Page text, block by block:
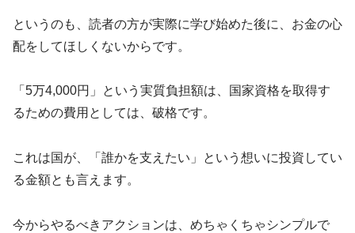
というのも、読者の方が実際に学び始めた後に、お金の心
配をしてほしくないからです。
「5万4,000円」という実質負担額は、国家資格を取得す
るための費用としては、破格です。
これは国が、「誰かを支えたい」という想いに投資してい
る金額とも言えます。
今からやるべきアクションは、めちゃくちゃシンプルで